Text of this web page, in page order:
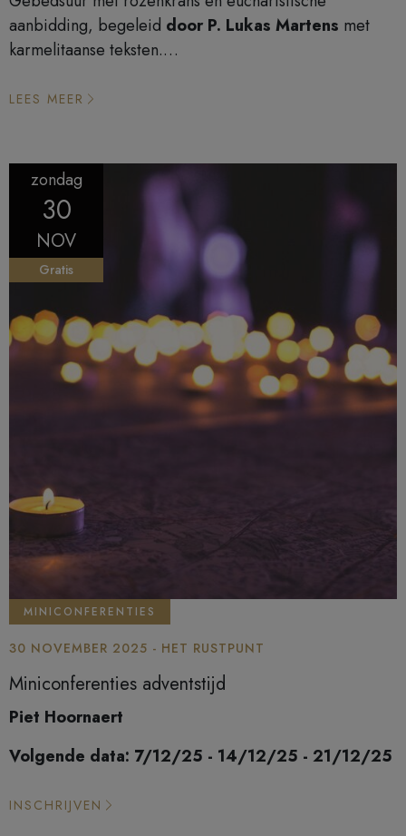
aanbidding, begeleid door P. Lukas Martens met
karmelitaanse teksten.
Eerste donderdag van de maand van 19u00 tot 20u15.
LEES MEER
zondag
30
NOV
Gratis
MINICONFERENTIES
30 NOVEMBER 2025 - HET RUSTPUNT
Miniconferenties adventstijd
Piet Hoornaert
Volgende data: 7/12/25 - 14/12/25 - 21/12/25
INSCHRIJVEN